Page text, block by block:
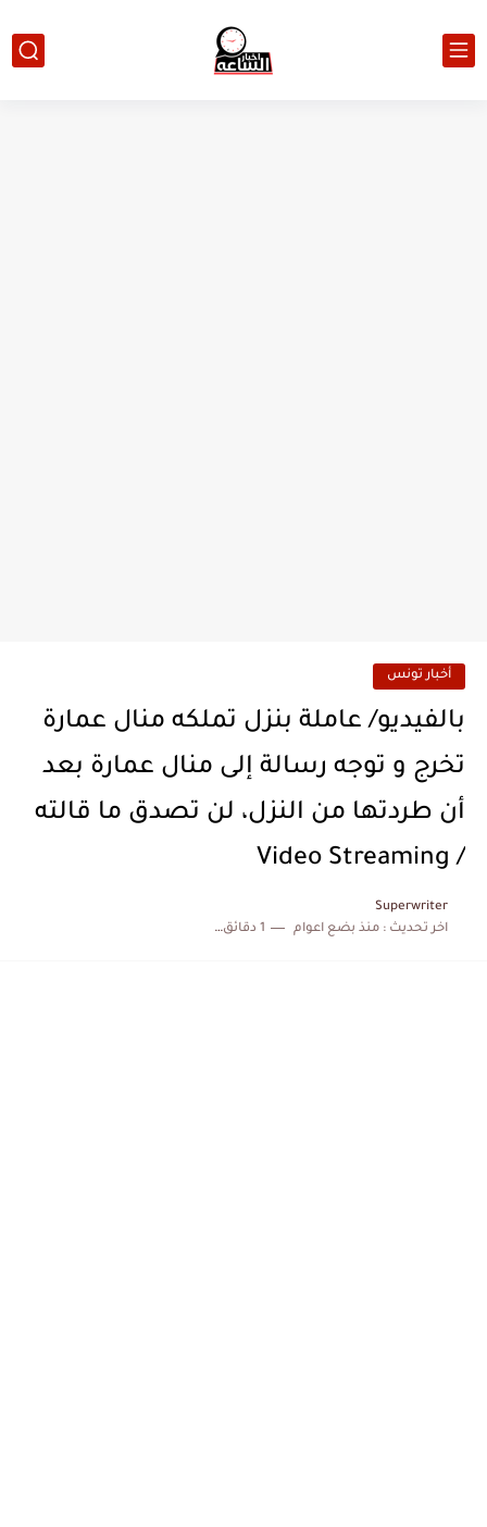
أخبار تونس
بالفيديو/ عاملة بنزل تملكه منال عمارة
تخرج و توجه رسالة إلى منال عمارة بعد
أن طردتها من النزل، لن تصدق ما قالته
/ Video Streaming
Superwriter
اخر تحديث :منذ بضع اعوام 1 دقائق للقراءة